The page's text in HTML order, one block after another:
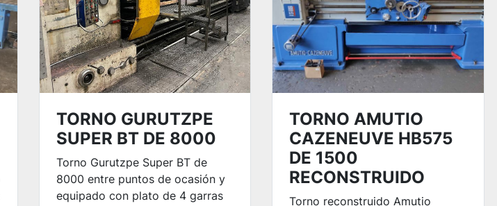
TORNO GURUTZPE
SUPER BT DE 8000
Torno Gurutzpe Super BT de
8000 entre puntos de ocasión y
equipado con plato de 4 garras
TORNO AMUTIO
CAZENEUVE HB575
DE 1500
RECONSTRUIDO
Torno reconstruido Amutio